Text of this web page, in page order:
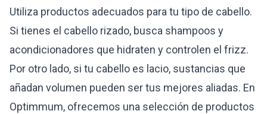
Utiliza productos adecuados para tu tipo de cabello.
Si tienes el cabello rizado, busca shampoos y
acondicionadores que hidraten y controlen el frizz.
Por otro lado, si tu cabello es lacio, sustancias que
añadan volumen pueden ser tus mejores aliadas. En
Optimmum, ofrecemos una selección de productos